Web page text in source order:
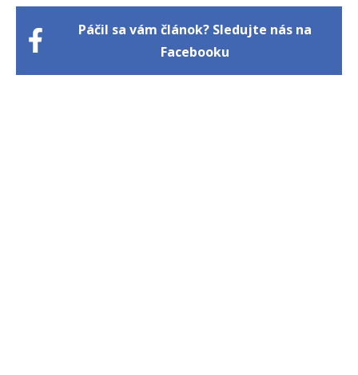
Páčil sa vám článok? Sledujte nás na
Facebooku